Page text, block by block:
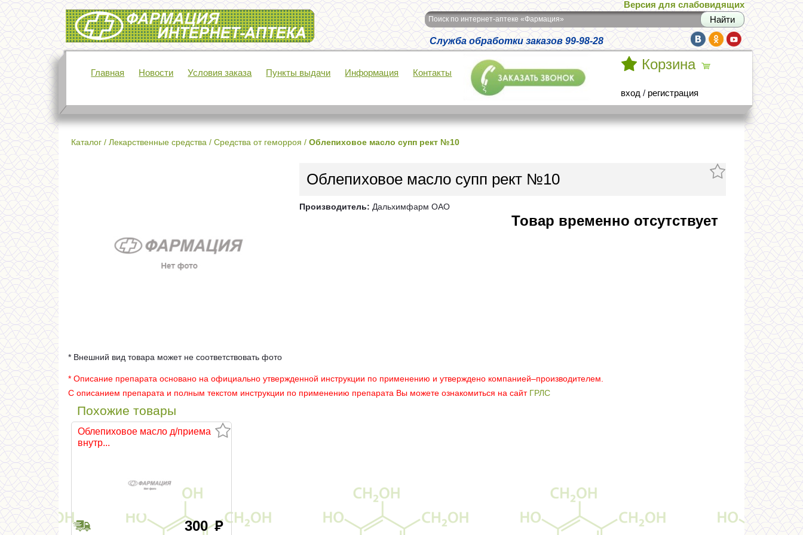
Интернет-аптека Фармация
Версия для слабовидящих
Поиск по интернет-аптеке «Фармация»
Служба обработки заказов 99-98-28
Главная Новости Условия заказа Пункты выдачи Информация Контакты
Корзина
вход / регистрация
Каталог / Лекарственные средства / Средства от геморроя / Облепиховое масло супп рект №10
Облепиховое масло супп рект №10
Производитель: Дальхимфарм ОАО
Товар временно отсутствует
* Внешний вид товара может не соответствовать фото
* Описание препарата основано на официально утвержденной инструкции по применению и утверждено компанией–производителем.
С описанием препарата и полным текстом инструкции по применению препарата Вы можете ознакомиться на сайт ГРЛС
Похожие товары
Облепиховое масло д/приема
внутр...
300руб